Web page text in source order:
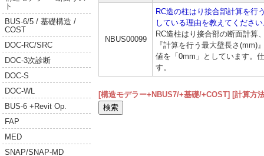
ト
BUS-6/5 / 基礎構造 /
COST
DOC-RC/SRC
DOC-3次診断
DOC-S
DOC-WL
BUS-6 +Revit Op.
FAP
MED
SNAP/SNAP-MD
NBUS00099
RC造の柱はり接合部計算を行
している理由を教えてくださ
RC造柱はり接合部の断面計算
『計算を行う最大壁長さ(mm)
値を「0mm」としています。
す。
[構造モデラー+NBUS7/+基礎/+COST] [計算方